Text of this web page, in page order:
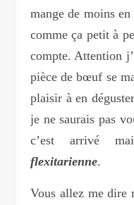
mange de moins
comme ça petit à
compte. Attention
pièce de bœuf se
plaisir à en
je ne saurais pas
c’est arrivé
flexitarienne.
Vous allez me dire